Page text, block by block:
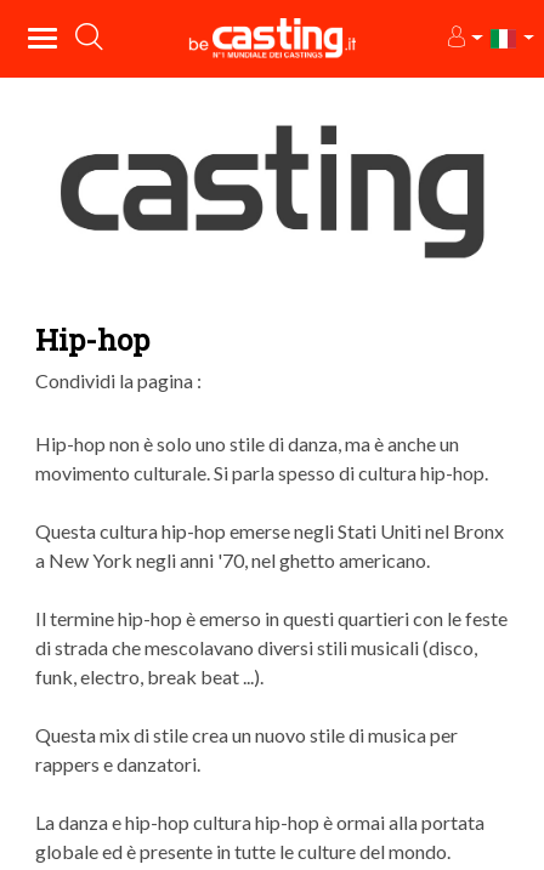
Hip-hop
Condividi la pagina :
Hip-hop non è solo uno stile di danza, ma è anche un
movimento culturale. Si parla spesso di cultura hip-hop.
Questa cultura hip-hop emerse negli Stati Uniti nel Bronx
a New York negli anni '70, nel ghetto americano.
Il termine hip-hop è emerso in questi quartieri con le feste
di strada che mescolavano diversi stili musicali (disco,
funk, electro, break beat ...).
Questa mix di stile crea un nuovo stile di musica per
rappers e danzatori.
La danza e hip-hop cultura hip-hop è ormai alla portata
globale ed è presente in tutte le culture del mondo.